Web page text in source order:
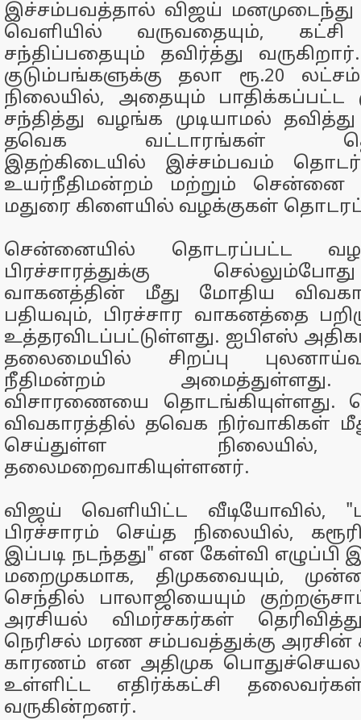
இச்சம்பவத்தால் விஜய்
வெளியில் வருவதையும், கட்சி
சந்திப்பதையும் தவிர்த்து
குடும்பங்களுக்கு தலா ரூ.20
நிலையில், அதையும் பாதிக்கப்பட்ட
சந்தித்து வழங்க முடியாமல்
தவெக வட்டாரங்கள்
இதற்கிடையில் இச்சம்பவம்
உயர்நீதிமன்றம் மற்றும் சென்னை
மதுரை கிளையில் வழக்குகள்
சென்னையில் தொடரப்பட்ட
பிரச்சாரத்துக்கு
வாகனத்தின் மீது மோதிய
பதியவும், பிரச்சார வாகனத்தை
உத்தரவிடப்பட்டுள்ளது. ஐபிஎஸ்
தலைமையில் சிறப்பு
நீதிமன்றம் அமைத்துள்ளது.
விசாரணையை தொடங்கியுள்ளது.
விவகாரத்தில் தவெக நிர்வாகிகள்
செய்துள்ள
தலைமறைவாகியுள்ளனர்.
விஜய் வெளியிட்ட வீடியோவில்,
பிரச்சாரம் செய்த நிலையில்,
இப்படி நடந்தது" என கேள்வி எழுப்பி
மறைமுகமாக, திமுகவையும்,
செந்தில் பாலாஜியையும்
அரசியல் விமர்சகர்கள்
நெரிசல் மரண சம்பவத்துக்கு
காரணம் என அதிமுக
உள்ளிட்ட எதிர்க்கட்சி தலைவர்கள்
வருகின்றனர்.